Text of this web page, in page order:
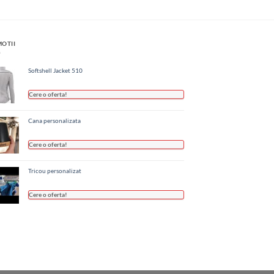
Softshell Jacket 510
Cere o oferta!
Cana personalizata
Cere o oferta!
Tricou personalizat
Cere o oferta!